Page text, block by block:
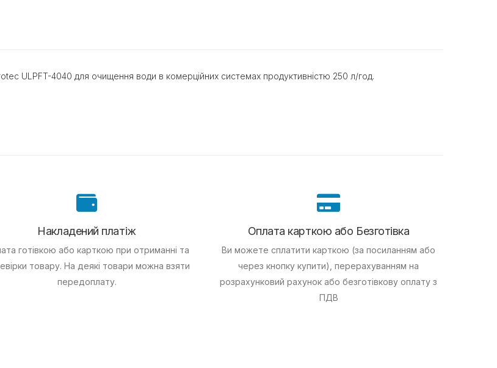
ULPFT-4040 для очищення води в комерційних системах продуктивністю 250 л/год.
Накладений платіж
готівкою або карткою при отриманні та
товару. На деякі товари можна взяти
передоплату.
Оплата карткою або Безготівка
Ви можете сплатити карткою (за посиланням або
через кнопку купити), перерахуванням на
розрахунковий рахунок або безготівкову оплату з
ПДВ